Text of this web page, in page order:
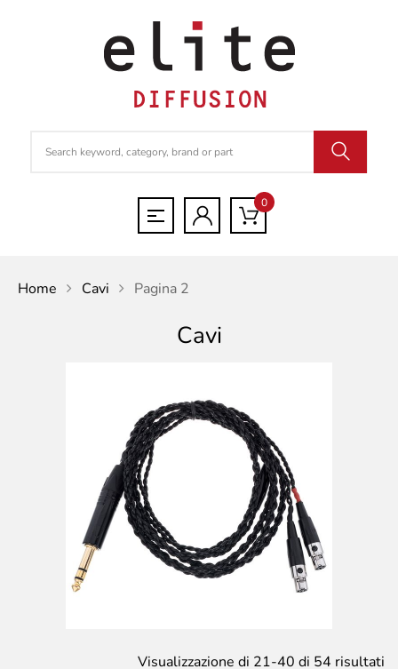
0
Home Cavi Pagina 2
Cavi
Visualizzazione di 21-40 di 54 risultati